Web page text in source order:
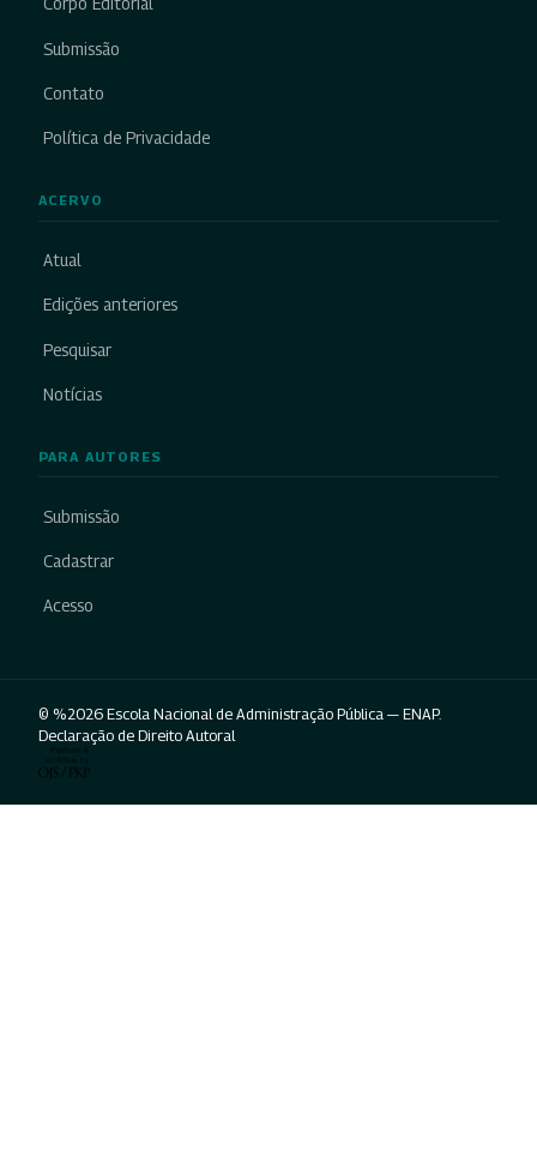
Corpo Editorial
Submissão
Contato
Política de Privacidade
ACERVO
Atual
Edições anteriores
Pesquisar
Notícias
PARA AUTORES
Submissão
Cadastrar
Acesso
© %2026 Escola Nacional de Administração Pública — ENAP.
Declaração de Direito Autoral